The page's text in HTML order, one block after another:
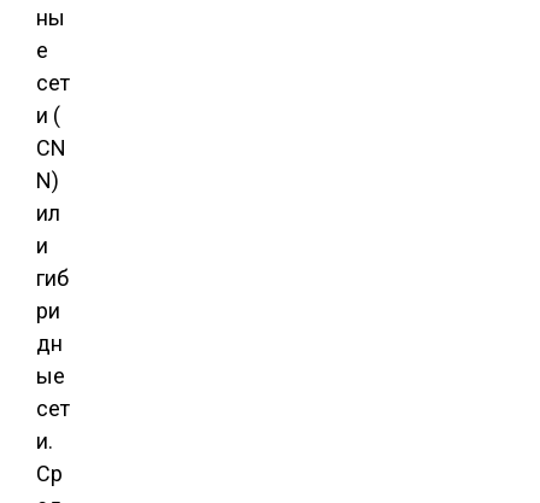
ны
е
сет
и (
CN
N)
ил
и
гиб
ри
дн
ые
сет
и.
Ср